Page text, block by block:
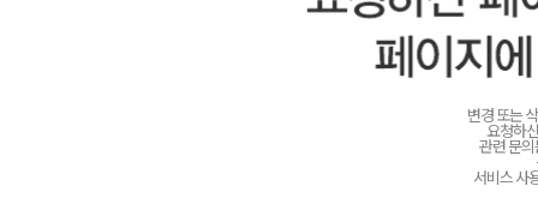
변경 또는
요청하
관련 문
서비스 사